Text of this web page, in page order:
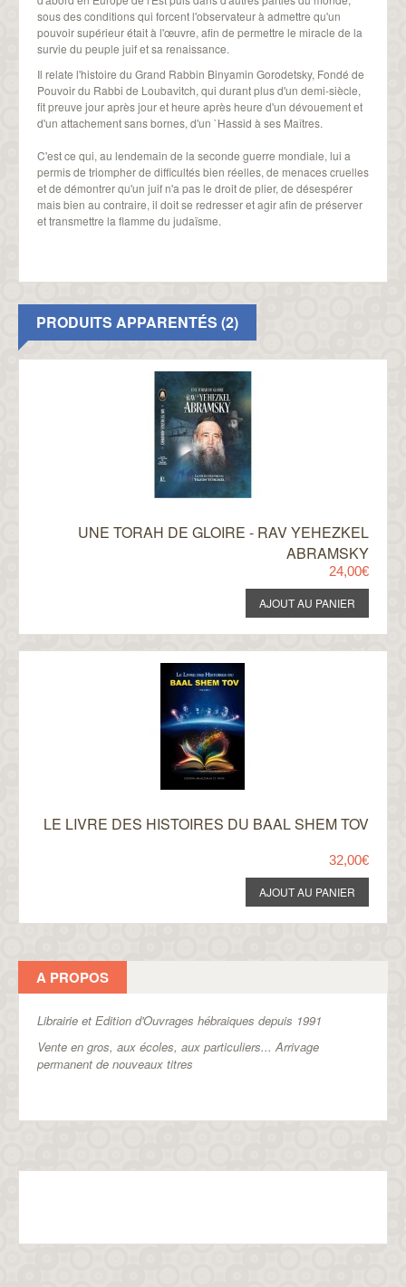
sous des conditions qui forcent l'observateur à admettre qu'un
pouvoir supérieur était à l'œuvre, afin de permettre le miracle de la
survie du peuple juif et sa renaissance.
Il relate l'histoire du Grand Rabbin Binyamin Gorodetsky, Fondé de
Pouvoir du Rabbi de Loubavitch, qui durant plus d'un demi-siècle,
fit preuve jour après jour et heure après heure d'un dévouement et
d'un attachement sans bornes, d'un `Hassid à ses Maîtres.
C'est ce qui, au lendemain de la seconde guerre mondiale, lui a
permis de triompher de difficultés bien réelles, de menaces cruelles
et de démontrer qu'un juif n'a pas le droit de plier, de désespérer
mais bien au contraire, il doit se redresser et agir afin de préserver
et transmettre la flamme du judaïsme.
PRODUITS APPARENTÉS (2)
UNE TORAH DE GLOIRE - RAV YEHEZKEL
ABRAMSKY
24,00€
LE LIVRE DES HISTOIRES DU BAAL SHEM TOV
32,00€
A PROPOS
Librairie et Edition d'Ouvrages hébraiques depuis 1991
Vente en gros, aux écoles, aux particuliers...Arrivage
permanent de nouveaux titres